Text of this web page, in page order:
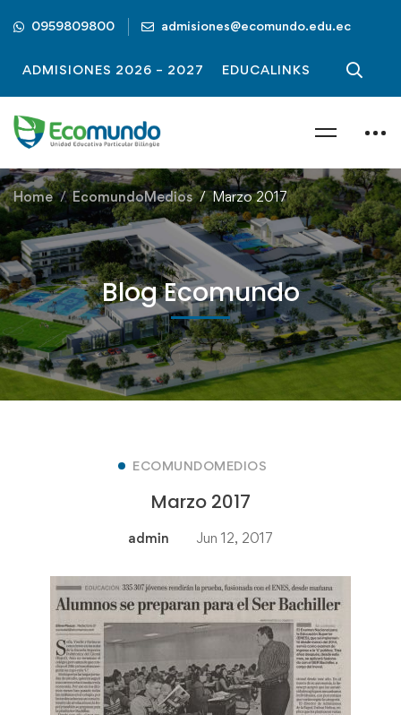
0959809800 admisiones@ecomundo.edu.ec
ADMISIONES 2026 – 2027 EDUCALINKS
Home EcomundoMedios Marzo 2017
Blog Ecomundo
ECOMUNDOMEDIOS
Marzo 2017
admin Jun 12, 2017